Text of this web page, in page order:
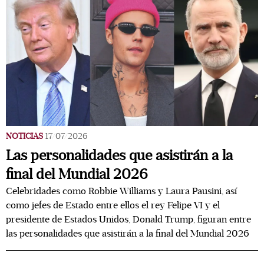
NOTICIAS 17/07/2026
Las personalidades que asistirán a la
final del Mundial 2026
Celebridades como Robbie Williams y Laura Pausini, así
como jefes de Estado entre ellos el rey Felipe VI y el
presidente de Estados Unidos, Donald Trump, figuran entre
las personalidades que asistirán a la final del Mundial 2026